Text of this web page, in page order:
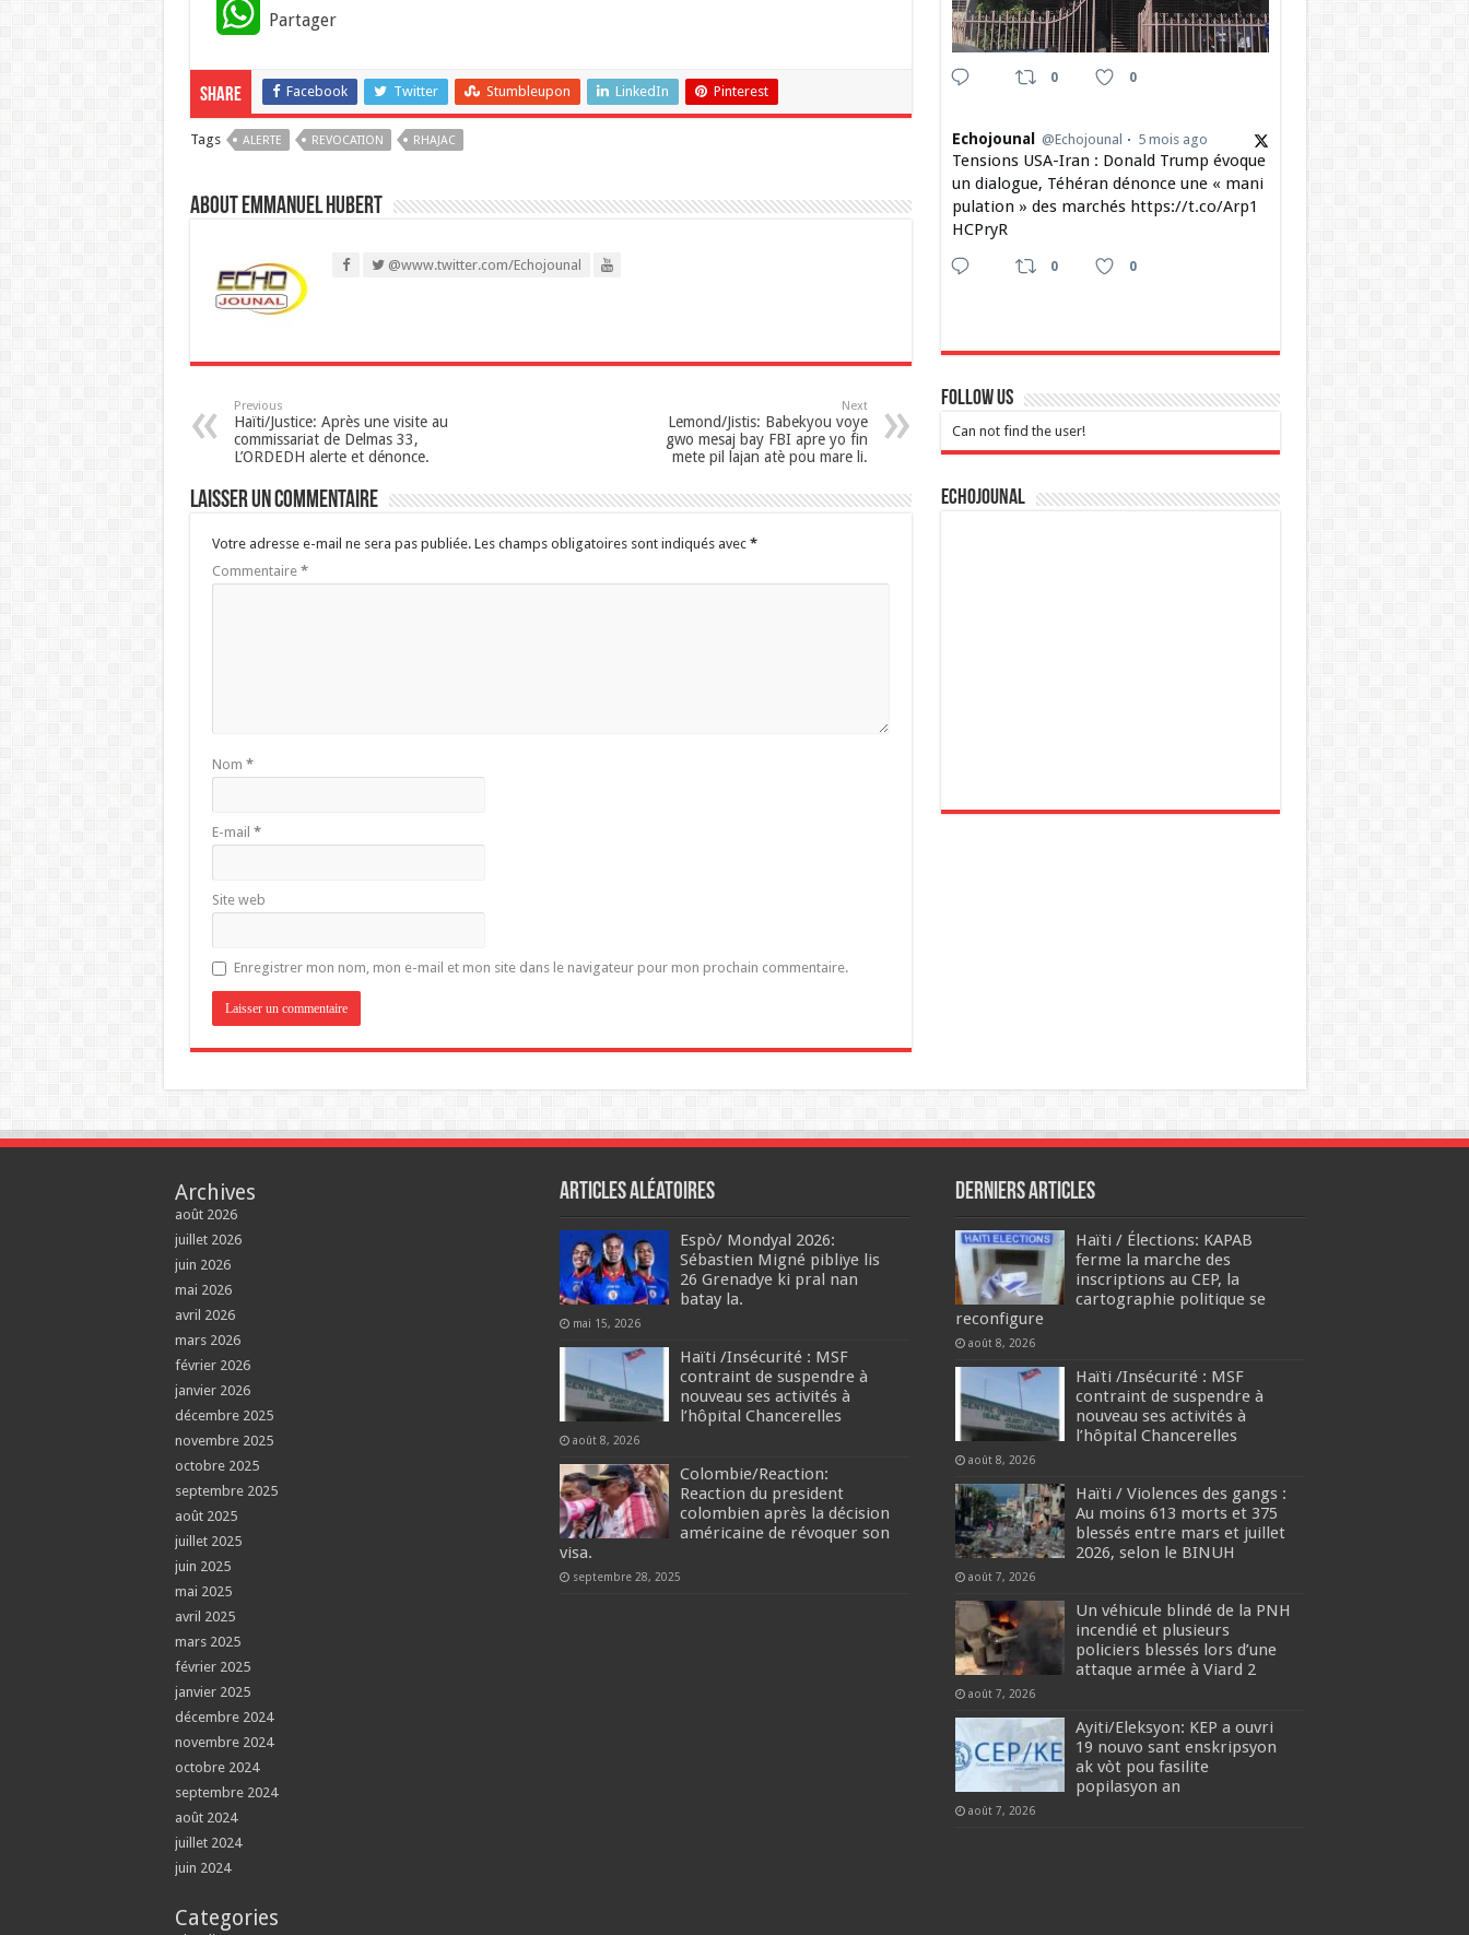
W
a
t
p
p
Partager
Share Facebook Twitter Stumbleupon LinkedIn Pinterest
Tags ALERTE REVOCATION RHAJAC
About Emmanuel Hubert
@www.twitter.com/Echojounal
Previous
Haïti/Justice: Après une visite au
commissariat de Delmas 33,
L’ORDEDH alerte et dénonce.
Next
Lemond/Jistis: Babekyou voye
gwo mesaj bay FBI apre yo fin
mete pil lajan atè pou mare li.
Laisser un commentaire
Votre adresse e-mail ne sera pas publiée. Les champs obligatoires sont indiqués avec *
Commentaire *
Nom *
E-mail *
Site web
Enregistrer mon nom, mon e-mail et mon site dans le navigateur pour mon prochain commentaire.
0 0
Echojounal @Echojounal 5 mois ago
Tensions USA-Iran : Donald Trump évoque
un dialogue, Téhéran dénonce une « mani
pulation » des marchés https://t.co/Arp1
HCPryR
0 0
Follow Us
Can not find the user!
Echojounal
Archives
août 2026
juillet 2026
juin 2026
mai 2026
avril 2026
mars 2026
février 2026
janvier 2026
décembre 2025
novembre 2025
octobre 2025
septembre 2025
août 2025
juillet 2025
juin 2025
mai 2025
avril 2025
mars 2025
février 2025
janvier 2025
décembre 2024
novembre 2024
octobre 2024
septembre 2024
août 2024
juillet 2024
juin 2024
Categories
Articles aléatoires
Espò/ Mondyal 2026:
Sébastien Migné pibliye lis
26 Grenadye ki pral nan
batay la.
mai 15, 2026
Haïti /Insécurité : MSF
contraint de suspendre à
nouveau ses activités à
l’hôpital Chancerelles
août 8, 2026
Colombie/Reaction:
Reaction du president
colombien après la décision
américaine de révoquer son
visa.
septembre 28, 2025
Derniers articles
Haïti / Élections: KAPAB
ferme la marche des
inscriptions au CEP, la
cartographie politique se
reconfigure
août 8, 2026
Haïti /Insécurité : MSF
contraint de suspendre à
nouveau ses activités à
l’hôpital Chancerelles
août 8, 2026
Haïti / Violences des gangs :
Au moins 613 morts et 375
blessés entre mars et juillet
2026, selon le BINUH
août 7, 2026
Un véhicule blindé de la PNH
incendié et plusieurs
policiers blessés lors d’une
attaque armée à Viard 2
août 7, 2026
‎Ayiti/Eleksyon: KEP a ouvri
19 nouvo sant enskripsyon
ak vòt pou fasilite
popilasyon an
août 7, 2026